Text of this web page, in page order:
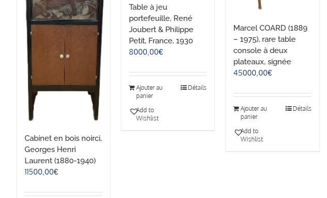
Cabinet en bois noirci,
Georges Henri
Laurent (1880-1940)
11500,00€
Table à jeu
portefeuille, René
Joubert & Philippe
Petit, France, 1930
8000,00€
Ajouter au
panier
Détails
Add to
Wishlist
Marcel COARD (1889
– 1975), rare table
console à deux
plateaux, signée
45000,00€
Ajouter au
panier
Détails
Add to
Wishlist